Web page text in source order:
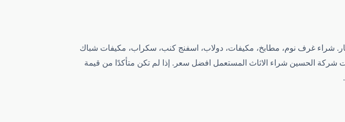
شراء غرف نوم، مطابخ، مكيفات، دولاب، اسفنج كنب، سكراب، مكيفات شباك
شركة الحسين شراء الاثاث المستعمل افضل سعر. إذا لم تكن متأكدًا من قيمة